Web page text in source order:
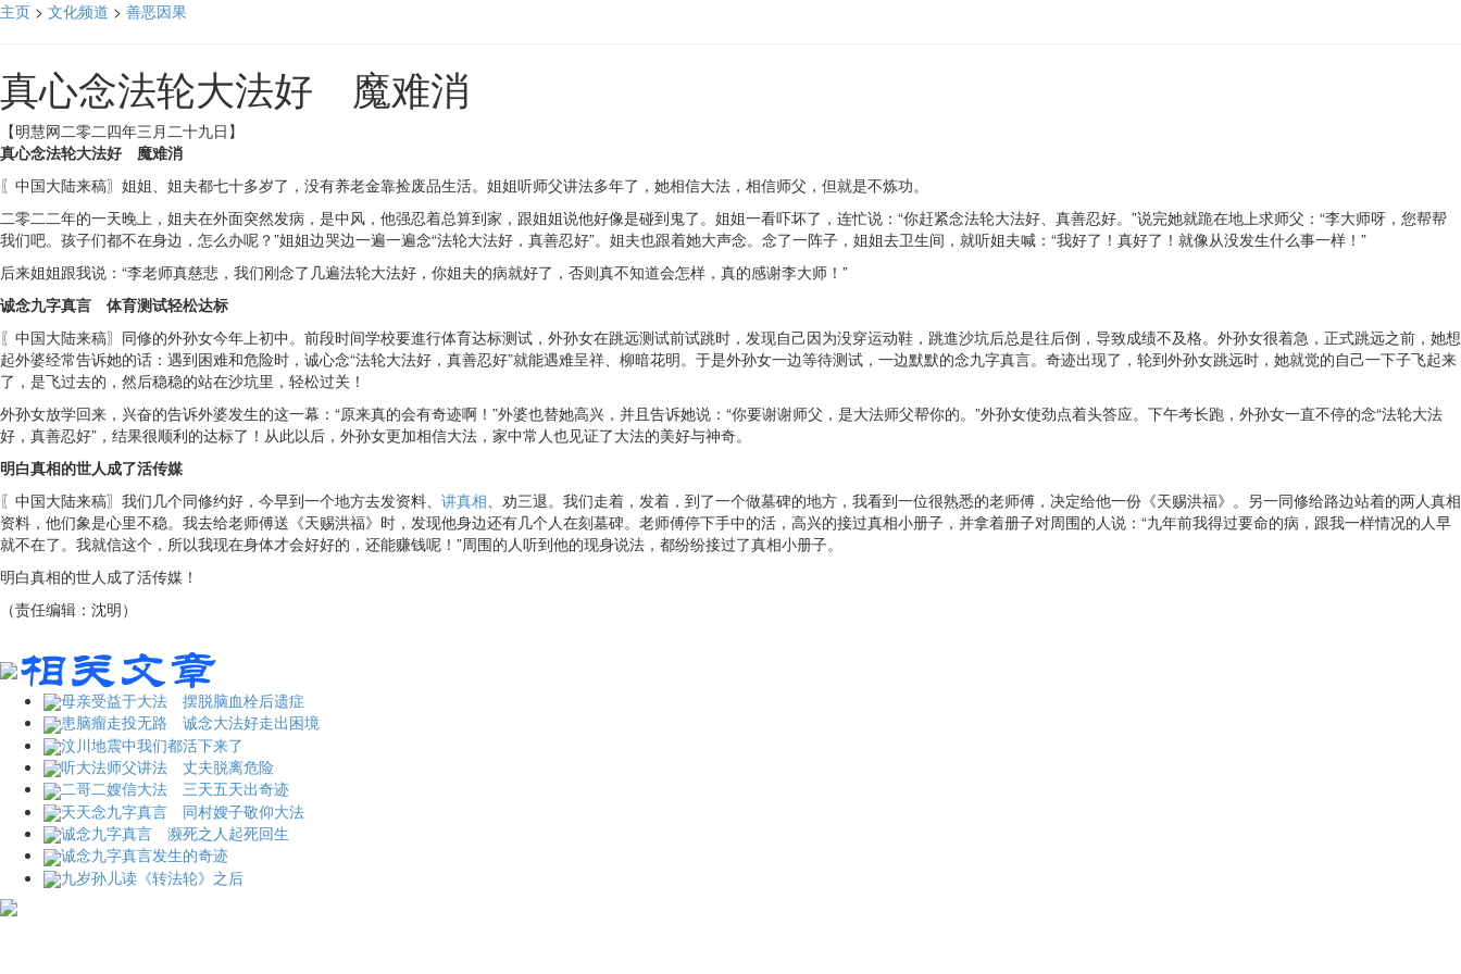
主页 > 文化频道 > 善恶因果
真心念法轮大法好 魔难消
【明慧网二零二四年三月二十九日】
真心念法轮大法好 魔难消
〖中国大陆来稿〗姐姐、姐夫都七十多岁了，没有养老金靠捡废品生活。姐姐听师父讲法多年了，她相信大法，相信师父，但就是不炼功。
二零二二年的一天晚上，姐夫在外面突然发病，是中风，他强忍着总算到家，跟姐姐说他好像是碰到鬼了。姐姐一看吓坏了，连忙说：“你赶紧念法轮大法好、真善忍好。”说完她就跪在地上求师父：“李大师呀，您帮帮
我们吧。孩子们都不在身边，怎么办呢？”姐姐边哭边一遍一遍念“法轮大法好，真善忍好”。姐夫也跟着她大声念。念了一阵子，姐姐去卫生间，就听姐夫喊：“我好了！真好了！就像从没发生什么事一样！”
后来姐姐跟我说：“李老师真慈悲，我们刚念了几遍法轮大法好，你姐夫的病就好了，否则真不知道会怎样，真的感谢李大师！”
诚念九字真言 体育测试轻松达标
〖中国大陆来稿〗同修的外孙女今年上初中。前段时间学校要進行体育达标测试，外孙女在跳远测试前试跳时，发现自己因为没穿运动鞋，跳進沙坑后总是往后倒，导致成绩不及格。外孙女很着急，正式跳远之前，她想
起外婆经常告诉她的话：遇到困难和危险时，诚心念“法轮大法好，真善忍好”就能遇难呈祥、柳暗花明。于是外孙女一边等待测试，一边默默的念九字真言。奇迹出现了，轮到外孙女跳远时，她就觉的自己一下子飞起来
了，是飞过去的，然后稳稳的站在沙坑里，轻松过关！
外孙女放学回来，兴奋的告诉外婆发生的这一幕：“原来真的会有奇迹啊！”外婆也替她高兴，并且告诉她说：“你要谢谢师父，是大法师父帮你的。”外孙女使劲点着头答应。下午考长跑，外孙女一直不停的念“法轮大法
好，真善忍好”，结果很顺利的达标了！从此以后，外孙女更加相信大法，家中常人也见证了大法的美好与神奇。
明白真相的世人成了活传媒
〖中国大陆来稿〗我们几个同修约好，今早到一个地方去发资料、 讲真相、劝三退。我们走着，发着，到了一个做墓碑的地方，我看到一位很熟悉的老师傅，决定给他一份《天赐洪福》。另一同修给路边站着的两人真相
资料，他们象是心里不稳。我去给老师傅送《天赐洪福》时，发现他身边还有几个人在刻墓碑。老师傅停下手中的活，高兴的接过真相小册子，并拿着册子对周围的人说：“九年前我得过要命的病，跟我一样情况的人早
就不在了。我就信这个，所以我现在身体才会好好的，还能赚钱呢！”周围的人听到他的现身说法，都纷纷接过了真相小册子。
明白真相的世人成了活传媒！
（责任编辑：沈明）
母亲受益于大法 摆脱脑血栓后遗症
患脑瘤走投无路 诚念大法好走出困境
汶川地震中我们都活下来了
听大法师父讲法 丈夫脱离危险
二哥二嫂信大法 三天五天出奇迹
天天念九字真言 同村嫂子敬仰大法
诚念九字真言 濒死之人起死回生
诚念九字真言发生的奇迹
九岁孙儿读《转法轮》之后